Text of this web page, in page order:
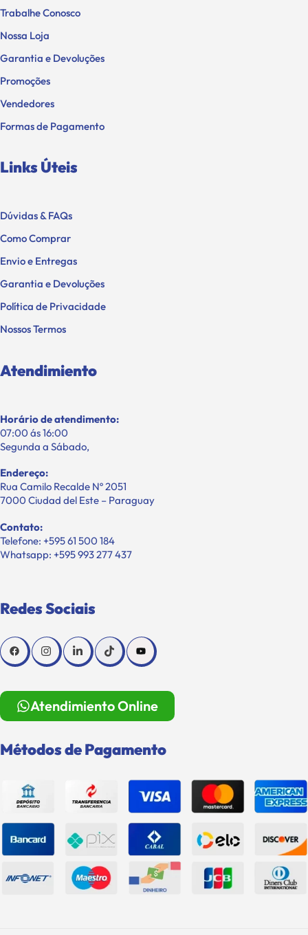
Trabalhe Conosco
Nossa Loja
Garantia e Devoluções
Promoções
Vendedores
Formas de Pagamento
Links Úteis
Dúvidas & FAQs
Como Comprar
Envio e Entregas
Garantia e Devoluções
Política de Privacidade
Nossos Termos
Atendimiento
Horário de atendimento:
07:00 ás 16:00
Segunda a Sábado,
Endereço:
Rua Camilo Recalde Nº 2051
7000 Ciudad del Este – Paraguay
Contato:
Telefone: +595 61 500 184
Whatsapp: +595 993 277 437
Redes Sociais
Atendimiento Online
Métodos de Pagamento